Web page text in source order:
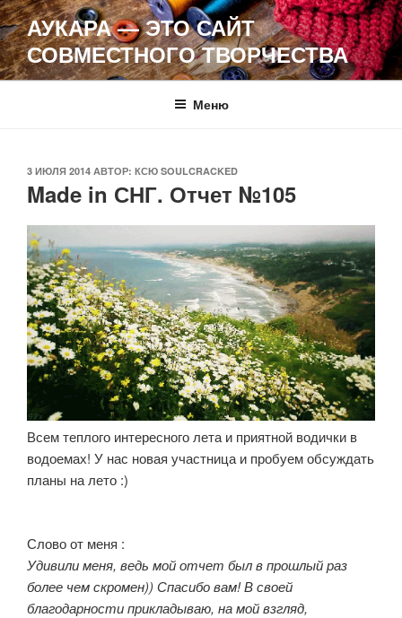
Перейти
к
содержимому
АУКАРА — ЭТО САЙТ
СОВМЕСТНОГО ТВОРЧЕСТВА
Меню
ОПУБЛИКОВАНО
3 ИЮЛЯ 2014 АВТОР: КСЮ SOULCRACKED
Made in СНГ. Отчет №105
Всем теплого интересного лета и приятной водички в
водоемах! У нас новая участница и пробуем обсуждать
планы на лето :)
Слово от меня :
Удивили меня, ведь мой отчет был в прошлый раз
более чем скромен)) Спасибо вам! В своей
благодарности прикладываю, на мой взгляд,